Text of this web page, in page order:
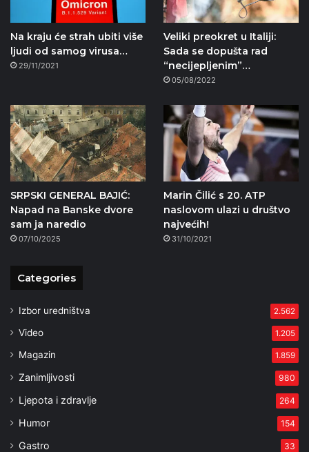
Na kraju će strah ubiti više
ljudi od samog virusa…
29/11/2021
Veliki preokret u Italiji:
Sada se dopušta rad
“necijepljenim”…
05/08/2022
SRPSKI GENERAL BAJIĆ:
Napad na Banske dvore
sam ja naredio
07/10/2025
Marin Čilić s 20. ATP
naslovom ulazi u društvo
najvećih!
31/10/2021
Categories
Izbor uredništva 2.562
Video 1.205
Magazin 1.859
Zanimljivosti 980
Ljepota i zdravlje 264
Humor 154
Gastro 33